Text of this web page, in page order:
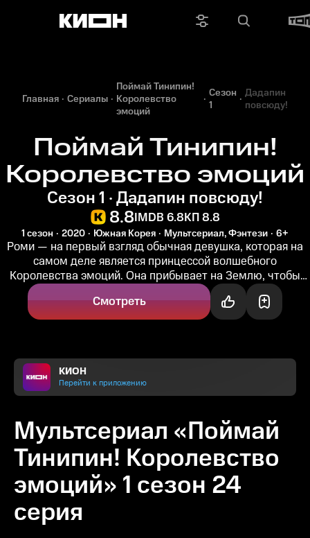
Главная Сериалы
Поймай Тинипин!
Королевство
эмоций
Сезон
1
Дадапин
повсюду!
Поймай Тинипин!
Королевство эмоций
Сезон 1 · Дадапин повсюду!
8.8IMDB 6.8КП 8.8
1 сезон 2020 Южная Корея Мультсериал, Фэнтези 6+
Роми — на первый взгляд обычная девушка, которая на
самом деле является принцессой волшебного
Королевства эмоций. Она прибывает на Землю, чтобы
поймать всех случайно сбежавших...
Смотреть
КИОН
Перейти к приложению
Мультсериал «Поймай
Тинипин! Королевство
эмоций» 1 сезон 24
серия